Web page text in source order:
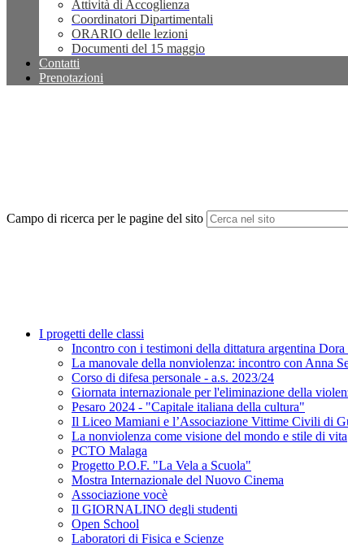
Attività di Accoglienza
Coordinatori Dipartimentali
ORARIO delle lezioni
Documenti del 15 maggio
Contatti
Prenotazioni
Campo di ricerca per le pagine del sito
I progetti delle classi
Incontro con i testimoni della dittatura argentina
La manovale della nonviolenza: incontro con Anna
Corso di difesa personale - a.s. 2023/24
Giornata internazionale per l'eliminazione della
Pesaro 2024 - "Capitale italiana della cultura"
Il Liceo Mamiani e l’Associazione Vittime Civili di
La nonviolenza come visione del mondo e stile di vita
PCTO Malaga
Progetto P.O.F. "La Vela a Scuola"
Mostra Internazionale del Nuovo Cinema
Associazione vocè
Il GIORNALINO degli studenti
Open School
Laboratori di Fisica e Scienze